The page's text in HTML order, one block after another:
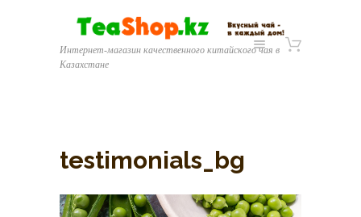
Интернет-магазин качественного китайского чая в
Казахстане
testimonials_bg